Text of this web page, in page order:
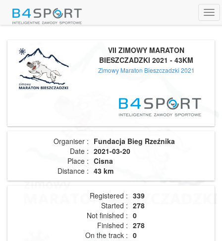
VII ZIMOWY MARATON
BIESZCZADZKI 2021 - 43KM
Zimowy Maraton Bieszczadzki 2021
Organiser : Fundacja Bieg Rzeźnika
Date : 2021-03-20
Place : Cisna
Distance : 43 km
Registered : 339
Started : 278
Not finished : 0
Finished : 278
On the track : 0